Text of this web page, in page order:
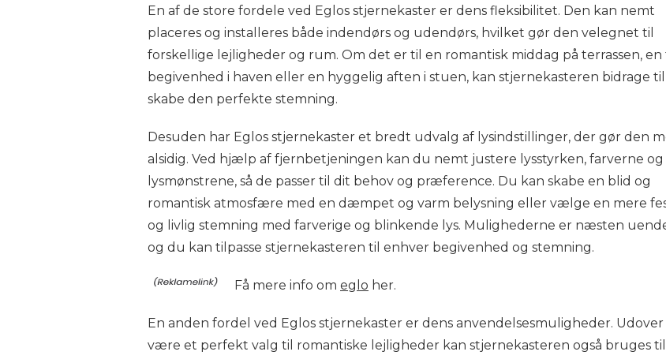
En af de store fordele ved Eglos stjernekaster er dens fleksibilitet. Den kan nemt
placeres og installeres både indendørs og udendørs, hvilket gør den velegnet til
forskellige lejligheder og rum. Om det er til en romantisk middag på terrassen, en
begivenhed i haven eller en hyggelig aften i stuen, kan stjernekasteren bidrage
skabe den perfekte stemning.
Desuden har Eglos stjernekaster et bredt udvalg af lysindstillinger, der gør den
alsidig. Ved hjælp af fjernbetjeningen kan du nemt justere lysstyrken, farverne og
lysmønstrene, så de passer til dit behov og præference. Du kan skabe en blid og
romantisk atmosfære med en dæmpet og varm belysning eller vælge en mere
og livlig stemning med farverige og blinkende lys. Mulighederne er næsten
og du kan tilpasse stjernekasteren til enhver begivenhed og stemning.
Få mere info om eglo her.
En anden fordel ved Eglos stjernekaster er dens anvendelsesmuligheder. Udover
være et perfekt valg til romantiske lejligheder kan stjernekasteren også bruges